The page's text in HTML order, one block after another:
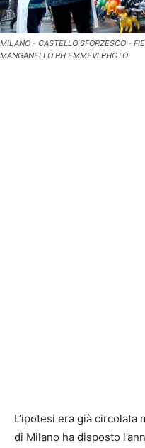
MILANO - CASTELLO SFORZESCO -
MANGANELLO PH EMMEVI PHOTO
L’ipotesi era già circolata
di Milano ha disposto